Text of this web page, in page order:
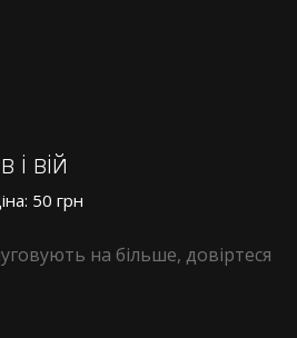
і вій
50 грн
на більше, довіртеся